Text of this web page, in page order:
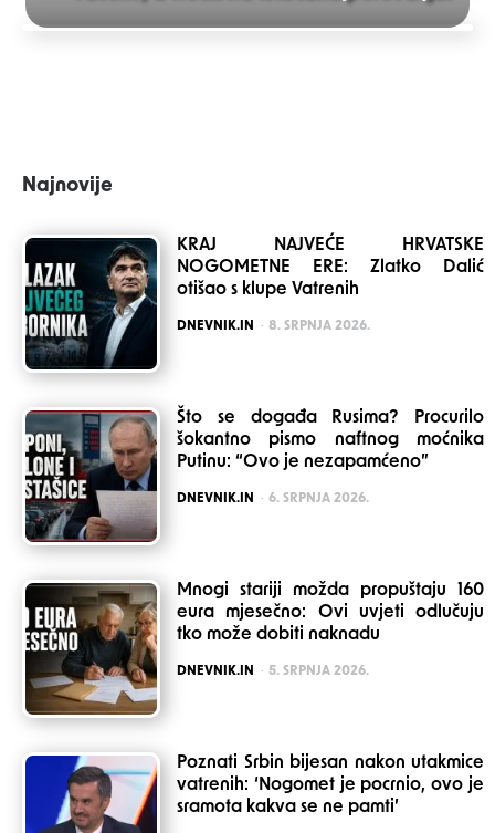
navigation
Najnovije
KRAJ NAJVEĆE HRVATSKE
NOGOMETNE ERE: Zlatko Dalić
otišao s klupe Vatrenih
POSTED
DNEVNIK.IN 8. SRPNJA 2026.
Što se događa Rusima? Procurilo
šokantno pismo naftnog moćnika
Putinu: “Ovo je nezapamćeno”
POSTED
DNEVNIK.IN 6. SRPNJA 2026.
Mnogi stariji možda propuštaju 160
eura mjesečno: Ovi uvjeti odlučuju
tko može dobiti naknadu
POSTED
DNEVNIK.IN 5. SRPNJA 2026.
Poznati Srbin bijesan nakon utakmice
vatrenih: ‘Nogomet je pocrnio, ovo je
sramota kakva se ne pamti’